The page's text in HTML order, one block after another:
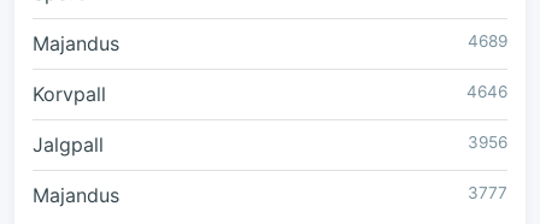
Majandus 4689
Korvpall 4646
Jalgpall 3956
Majandus 3777